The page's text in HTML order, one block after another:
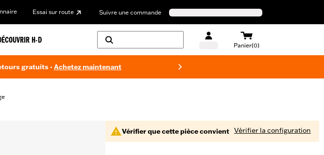
Essai sur route Suivre une commande
H-D
Panier(0)
gratuits -Achetez maintenant
Vérifier que cette pièce convient Vérifier la configuration